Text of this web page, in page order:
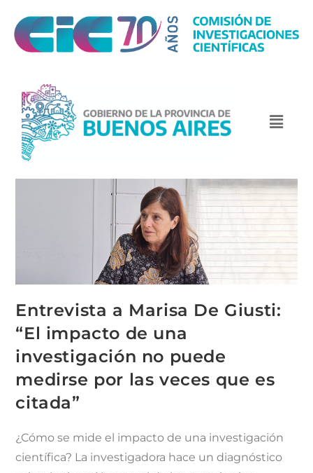
Entrevista a Marisa De Giusti:
“El impacto de una
investigación no puede
medirse por las veces que es
citada”
¿Cómo se mide el impacto de una investigación
científica? La investigadora hace un diagnóstico